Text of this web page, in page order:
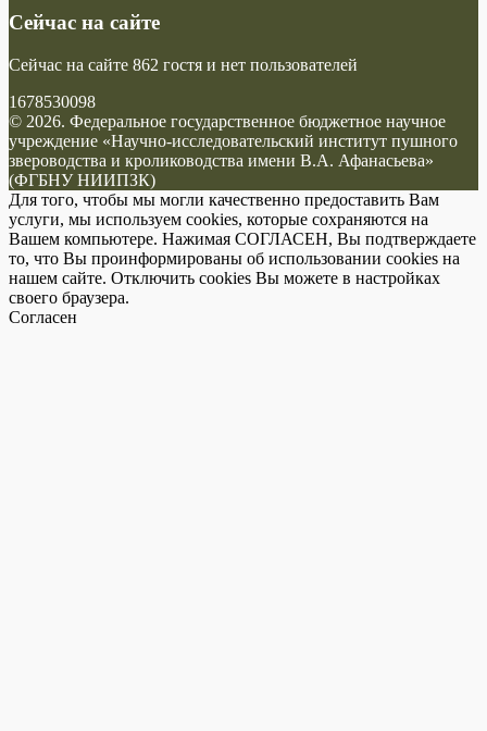
Сейчас на сайте
Сейчас на сайте 862 гостя и нет пользователей
1678530098
© 2026. Федеральное государственное бюджетное научное
учреждение «Научно-исследовательский институт пушного
звероводства и кролиководства имени В.А. Афанасьева»
(ФГБНУ НИИПЗК)
Для того, чтобы мы могли качественно предоставить Вам
услуги, мы используем cookies, которые сохраняются на
Вашем компьютере. Нажимая СОГЛАСЕН, Вы подтверждаете
то, что Вы проинформированы об использовании cookies на
нашем сайте. Отключить cookies Вы можете в настройках
своего браузера.
Согласен